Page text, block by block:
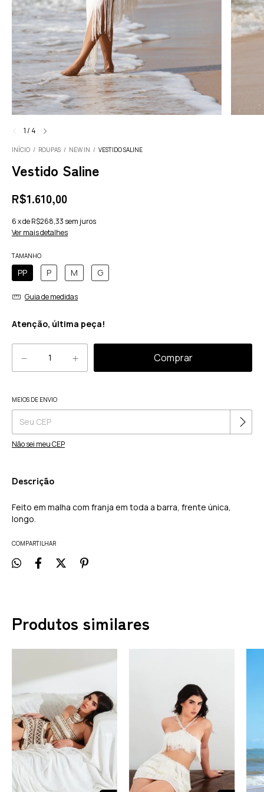
1/ 4
INÍCIO / ROUPAS / NEW IN / VESTIDO SALINE
Vestido Saline
R$1.610,00
6xdeR$268,33 sem juros
Ver mais detalhes
TAMANHO
PP P M G
Guia de medidas
Atenção, última peça!
Entregas para o CEP:
MEIOS DE ENVIO
Não sei meu CEP
Descrição
Feito em malha com franja em toda a barra, frente única,
longo.
COMPARTILHAR
Produtos similares